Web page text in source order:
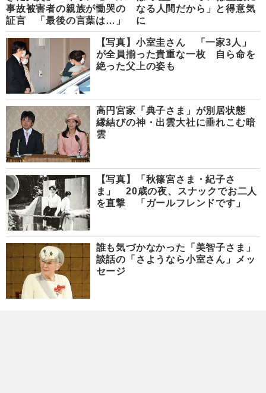
事故被害者の親族が慟哭の
証言 「最後の言葉は…」
なる人間だから」と得意気
に
【写真】小室圭さん 「一家3人」
が全員揃った貴重な一枚 自ら命を
絶った父上の姿も
高円宮家「典子さま」が別居状態
縁結びの神・出雲大社に垂れこむ暗
雲
【写真】「秋篠宮さま・紀子さ
ま」 20歳の夜、スナックでお二人
を直撃 「ガールフレンドです」
誰も気づかなかった「美智子さま」
談話の「さようなら小室さん」メッ
セージ